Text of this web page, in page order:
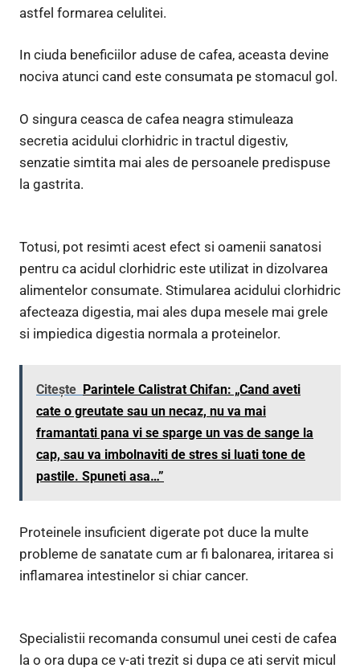
astfel formarea celulitei.
In ciuda beneficiilor aduse de cafea, aceasta devine
nociva atunci cand este consumata pe stomacul gol.
O singura ceasca de cafea neagra stimuleaza
secretia acidului clorhidric in tractul digestiv,
senzatie simtita mai ales de persoanele predispuse
la gastrita.
Totusi, pot resimti acest efect si oamenii sanatosi
pentru ca acidul clorhidric este utilizat in dizolvarea
alimentelor consumate. Stimularea acidului clorhidric
afecteaza digestia, mai ales dupa mesele mai grele
si impiedica digestia normala a proteinelor.
Citește Parintele Calistrat Chifan: „Cand aveti
cate o greutate sau un necaz, nu va mai
framantati pana vi se sparge un vas de sange la
cap, sau va imbolnaviti de stres si luati tone de
pastile. Spuneti asa…”
Proteinele insuficient digerate pot duce la multe
probleme de sanatate cum ar fi balonarea, iritarea si
inflamarea intestinelor si chiar cancer.
Specialistii recomanda consumul unei cesti de cafea
la o ora dupa ce v-ati trezit si dupa ce ati servit micul